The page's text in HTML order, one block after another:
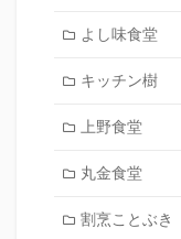
よし味食堂
キッチン樹
上野食堂
丸金食堂
割烹ことぶき